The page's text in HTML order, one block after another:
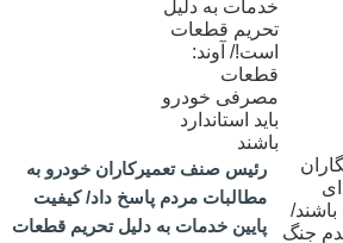
رئیس صنف تعمیرکاران خودرو به
مطالبات مردم پاسخ داد/ کیفیت
پایین خدمات به دلیل تحریم قطعات